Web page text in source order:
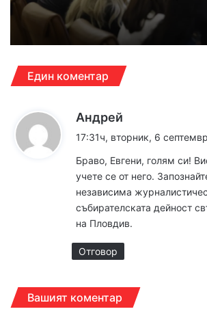
Един коментар
Андрей
а
:
17:31ч, вторник, 6
Браво, Евгени, голям си!
учете се от него.
независима
събирателската дейност
на Пловдив.
Отговор
Вашият коментар